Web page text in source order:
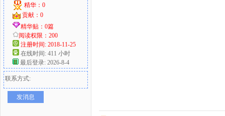
精华：0
贡献：0
精华贴：0篇
阅读权限：200
注册时间: 2018-11-25
在线时间: 411 小时
最后登录: 2026-8-4
联系方式:
发消息